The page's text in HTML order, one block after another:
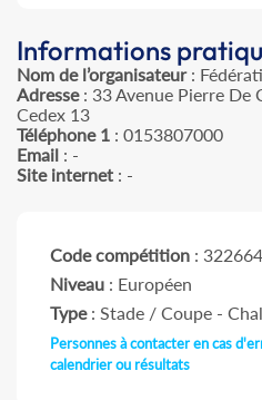
Informations
Nom de l’organisateur:
Adresse: 33 Avenue Pierre De
Cedex 13
Téléphone 1 : 0153807000
Email : -
Site internet : -
Code compétition : 322664
Niveau : Européen
Type: Stade / Coupe -
Personnes à contacter en cas
calendrier ou résultats